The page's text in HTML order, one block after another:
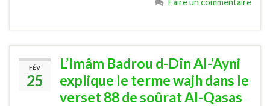
Faire un commentaire
FÉV
25
L’Imâm Badrou d-Dîn Al-‘Ayni
explique le terme wajh dans le
verset 88 de soûrat Al-Qasas